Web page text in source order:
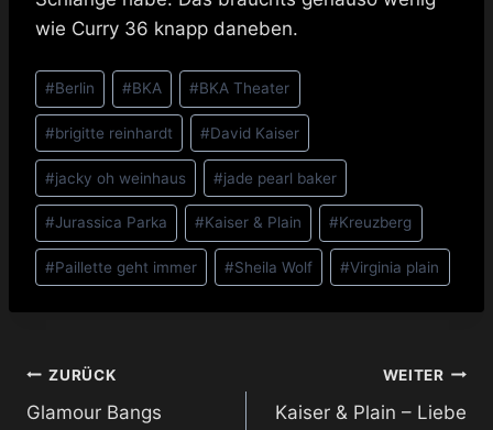
wie Curry 36 knapp daneben.
Schlagworte:
#Berlin #BKA #BKA Theater
#brigitte reinhardt #David Kaiser
#jacky oh weinhaus #jade pearl baker
#Jurassica Parka #Kaiser & Plain #Kreuzberg
#Paillette geht immer #Sheila Wolf #Virginia plain
Beitragsnavigation
ZURÜCK
Glamour Bangs
WEITER
Kaiser & Plain – Liebe